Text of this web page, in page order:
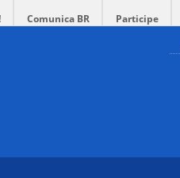
Comunica BR Participe